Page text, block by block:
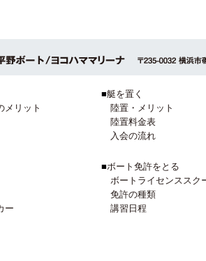
メリット
ー
■艇を置く
陸置・メリット
陸置料金表
入会の流れ
■ボート免許をとる
ボートライセンススク
免許の種類
講習日程